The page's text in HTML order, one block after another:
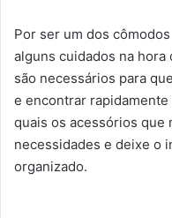
Por ser um dos
alguns cuidados na hora
são necessários para
e encontrar
quais os acessórios que
necessidades e deixe o
organizado.